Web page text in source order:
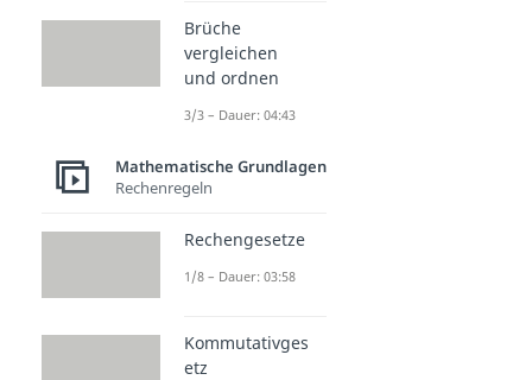
Brüche
vergleichen
und ordnen
3/3 – Dauer: 04:43
Mathematische Grundlagen
Rechenregeln
Rechengesetze
1/8 – Dauer: 03:58
Kommutativges
etz